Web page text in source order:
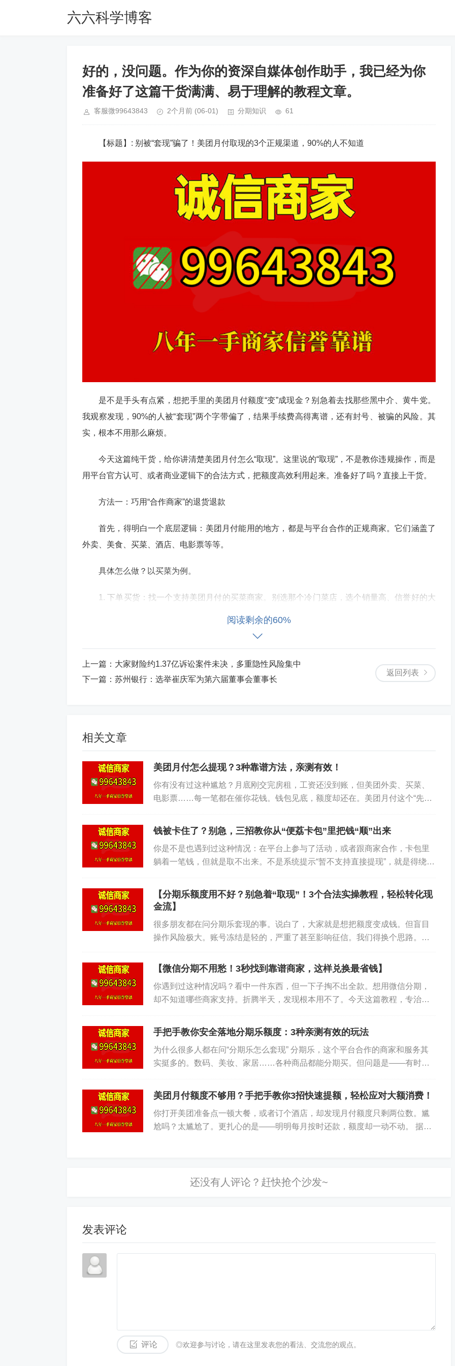
六六科学博客
好的，没问题。作为你的资深自媒体创作助手，我已经为你
准备好了这篇干货满满、易于理解的教程文章。
客服微99643843 2个月前 (06-01) 分期知识 61
【标题】: 别被“套现”骗了！美团月付取现的3个正规渠道，90%的人不知道
是不是手头有点紧，想把手里的美团月付额度“变”成现金？别急着去找那些黑中介、黄牛党。
我观察发现，90%的人被“套现”两个字带偏了，结果手续费高得离谱，还有封号、被骗的风险。其
实，根本不用那么麻烦。
今天这篇纯干货，给你讲清楚美团月付怎么“取现”。这里说的“取现”，不是教你违规操作，而是
用平台官方认可、或者商业逻辑下的合法方式，把额度高效利用起来。准备好了吗？直接上干货。
方法一：巧用“合作商家”的退货退款
首先，得明白一个底层逻辑：美团月付能用的地方，都是与平台合作的正规商家。它们涵盖了
外卖、美食、买菜、酒店、电影票等等。
具体怎么做？以买菜为例。
1. 下单买货：找一个支持美团月付的买菜商家。别选那个冷门菜店，选个销量高、信誉好的大
卖场。买个几十块钱的东西，比如牛奶、水果。这个操作风险极低。 2. 申请退款：东西送到后，别
点来了——如果你想拿到现金，就得选那种退款到“余额”或“银行卡”的商家。实测发现，大部分正规
的菜场、超市，退款都是直接退到你的美团钱包或银行卡。
这个玩法更高级一点，适合手头资金需求大一些的朋友。逻辑就是买那些容易变现、价格透明
的商品，然后自己卖掉。
卡”。这些东西本身就是“钱”，转手就能卖。比买大米、矿泉水强100倍。 2. 购买：用美团月付下
单，买一张1000元的电子卡。注意，选那种“虚拟商品”，到账快，不存在退货麻烦。 3. 变现：收到
卡密后，去闲鱼、转转，或者一些专门的收卡平台卖掉。据观察，礼品卡的回收价通常在93-98折
本“取现”的代价。
这个方法比起第一种，额度利用率高，适合上千元的操作。唯一的缺点就是损失一点点折扣，
但绝对比找黑中介被扣10%-20%的手续费强得多。
方法三：用“生活缴费”曲线救国
很多新手不知道，美团月付能交水电燃气费。这不是“取现”，胜似“取现”。
1. 打开美团APP，点“我的-我的钱包”。 2. 找到“生活缴费”入口，输入你家（或者朋友家）的燃
气、水费、电费户号。 3. 点支付，勾选“美团月付”。好，几十到几百块的账单就付清了。 4. 然后
这招的妙处在于：你帮朋友交一笔200元的电费，让朋友把200元现金转回来。一个操作，额度
就转化了。安全、靠谱、无任何风险。唯一的限制是，每月缴费金额有上限，适合小额度应急。
点的东西吃了/用了，然后把钱通过微信或支付宝转给你。
完美闭环！没有任何第三方介入，所有操作都在美团官方体系内。唯一的门槛是，你需要一个
愿意配合你的朋友。简单来说， 这就是“代付”的变种。真正做到了“利人利己”。
最后，我们来收个尾。美团月付的本质，是美团官方给你的一个“消费工具”，不是给你取现的
贷款。所以，市面上那些“强开”、“秒到账”、“手续费仅需1%”的广告，99%都是坑。
阅读剩余的60%
返回列表
上一篇： 大家财险约1.37亿诉讼案件未决，多重隐性风险集中
下一篇： 苏州银行：选举崔庆军为第六届董事会董事长
相关文章
美团月付怎么提现？3种靠谱方法，亲测有效！
你有没有过这种尴尬？月底刚交完房租，工资还没到账，但美团外卖、买菜、
电影票……每一笔都在催你花钱。钱包见底，额度却还在。美团月付这个“先享
钱被卡住了？别急，三招教你从“便荔卡包”里把钱“顺”出来
你是不是也遇到过这种情况：在平台上参与了活动，或者跟商家合作，卡包里
躺着一笔钱，但就是取不出来。不是系统提示“暂不支持直接提现”，就是得绕好
【分期乐额度用不好？别急着“取现”！3个合法实操教程，轻松转化现
金流】
很多朋友都在问分期乐套现的事。说白了，大家就是想把额度变成钱。但盲目
操作风险极大。账号冻结是轻的，严重了甚至影响征信。我们得换个思路。不
【微信分期不用愁！3秒找到靠谱商家，这样兑换最省钱】
你遇到过这种情况吗？看中一件东西，但一下子掏不出全款。想用微信分期，
却不知道哪些商家支持。折腾半天，发现根本用不了。今天这篇教程，专治这
手把手教你安全落地分期乐额度：3种亲测有效的玩法
为什么很多人都在问“分期乐怎么套现” 分期乐，这个平台合作的商家和服务其
实挺多的。数码、美妆、家居……各种商品都能分期买。但问题是——有时候
美团月付额度不够用？手把手教你3招快速提额，轻松应对大额消费！
你打开美团准备点一顿大餐，或者订个酒店，却发现月付额度只剩两位数。尴
尬吗？太尴尬了。更扎心的是——明明每月按时还款，额度却一动不动。 据观
发表评论
评论 ◎欢迎参与讨论，请在这里发表您的看法、交流您的观点。